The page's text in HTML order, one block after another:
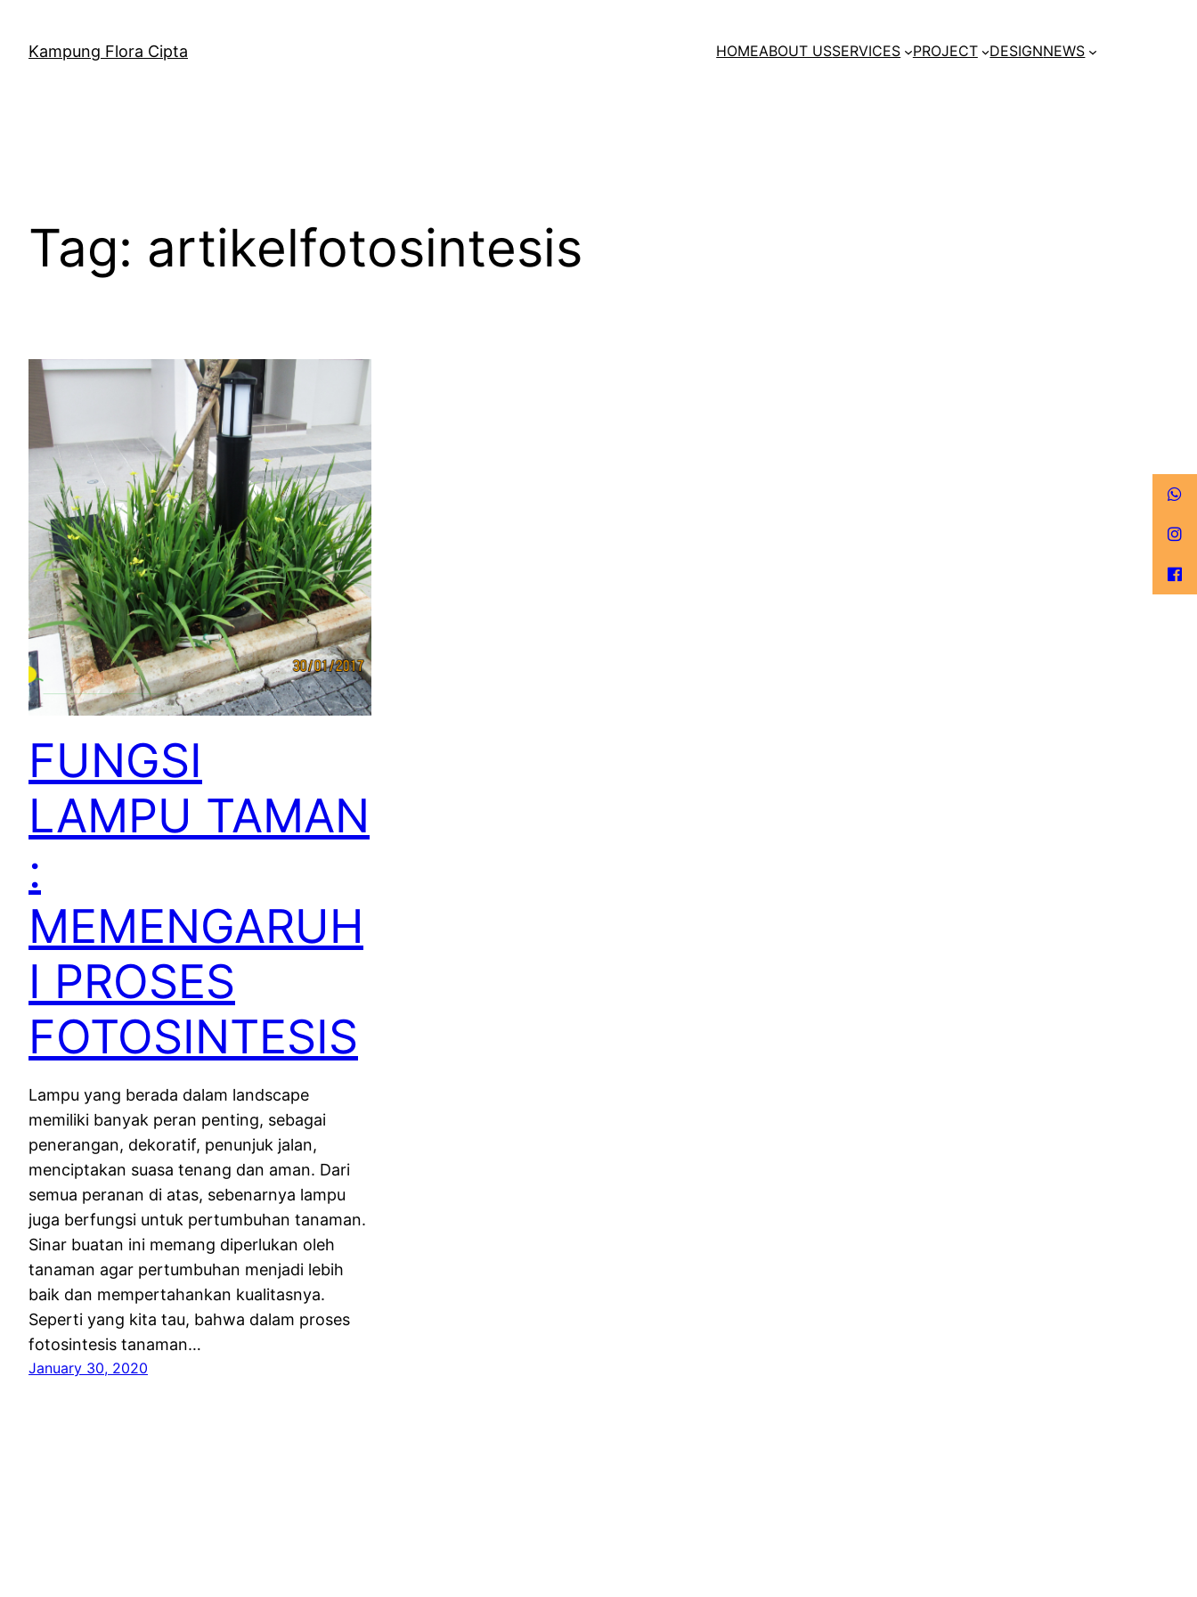
Kampung Flora Cipta HOMEABOUT USSERVICES PROJECT DESIGNNEWS
Tag: artikelfotosintesis
FUNGSI
LAMPU TAMAN
:
MEMENGARUH
I PROSES
FOTOSINTESIS
Lampu yang berada dalam landscape
memiliki banyak peran penting, sebagai
penerangan, dekoratif, penunjuk jalan,
menciptakan suasa tenang dan aman. Dari
semua peranan di atas, sebenarnya lampu
juga berfungsi untuk pertumbuhan tanaman.
Sinar buatan ini memang diperlukan oleh
tanaman agar pertumbuhan menjadi lebih
baik dan mempertahankan kualitasnya.
Seperti yang kita tau, bahwa dalam proses
fotosintesis tanaman…
January 30, 2020